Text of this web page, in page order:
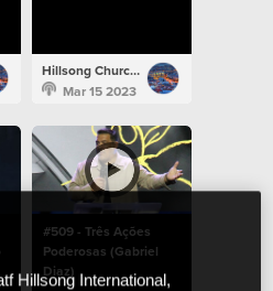
Hillsong Church Portugal
Mar 15 2023
#509 - Três Ações
Poderosas (Gabriel
Diaz)
Hillsong International,